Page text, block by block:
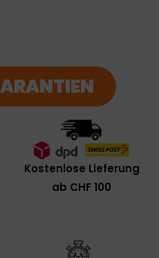
Kostenlose Lieferung
ab CHF 100